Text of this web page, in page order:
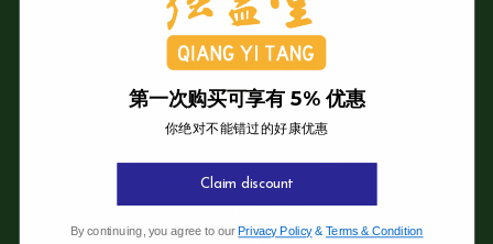
强益堂全息中医诊所
强益堂全息中医诊所(槟岛)
04-2832108
第一次购买可享有 5% 优惠
你绝对不能错过的好康优惠
Claim discount
By continuing, you agree to our Privacy Policy&Terms & Condition